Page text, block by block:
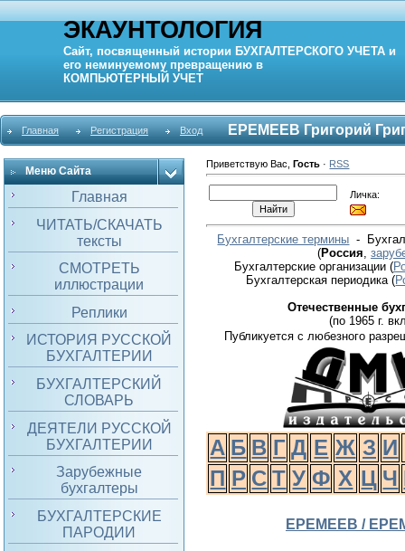
ЭКАУНТОЛОГИЯ
Сайт, посвященный истории БУХГАЛТЕРСКОГО УЧЕТА и
его неминуемому превращению в
КОМПЬЮТЕРНЫЙ УЧЕТ
Главная Регистрация Вход ЕРЕМЕЕВ Григорий
Меню Сайта
Главная
ЧИТАТЬ/СКАЧАТЬ
тексты
СМОТРЕТЬ
иллюстрации
Реплики
ИСТОРИЯ РУССКОЙ
БУХГАЛТЕРИИ
БУХГАЛТЕРСКИЙ
СЛОВАРЬ
ДЕЯТЕЛИ РУССКОЙ
БУХГАЛТЕРИИ
Зарубежные
бухгалтеры
БУХГАЛТЕРСКИЕ
ПАРОДИИ
Приветствую Вас ,Гость · RSS
Личка:
Бухгалтерские термины -
(Россия
Бухгалтерские организации (
Бухгалтерская периодика(
Отечественные
(по 1965 г.
Публикуется с любезного
А Б В Г Д Е Ж З И
П Р С Т У Ф Х Ц Ч
ЕРЕМЕЕВ /